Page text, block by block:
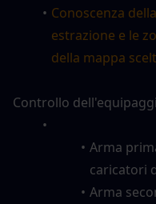
Conoscenza
estrazione e le
della mappa
Controllo
Arma
caricatori
Arma